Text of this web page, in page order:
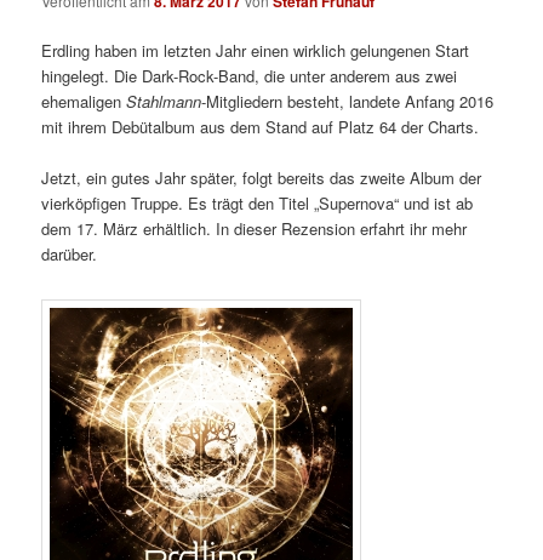
Erdling haben im letzten Jahr einen wirklich gelungenen Start
hingelegt. Die Dark-Rock-Band, die unter anderem aus zwei
ehemaligenStahlmann-Mitgliedern besteht, landete Anfang 2016
mit ihrem Debütalbum aus dem Stand auf Platz 64 der Charts.
Jetzt, ein gutes Jahr später, folgt bereits das zweite Album der
vierköpfigen Truppe. Es trägt den Titel „Supernova“ und ist ab
dem 17. März erhältlich. In dieser Rezension erfahrt ihr mehr
darüber.